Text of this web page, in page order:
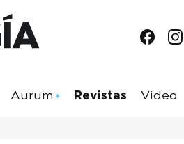
Aurum Revistas Video